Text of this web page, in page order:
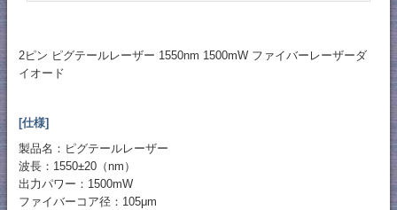
2ピン ピグテールレーザー 1550nm 1500mW ファイバーレーザーダ
イオード
[仕様]
製品名：ピグテールレーザー
波長：1550±20（nm）
出力パワー：1500mW
ファイバーコア径：105μm